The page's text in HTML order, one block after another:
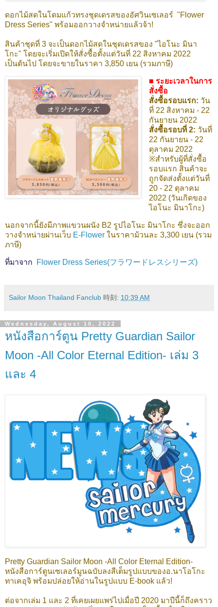
ดอกไม้สดในโดมแก้วทรงชุดเดรสของอัศวินเซเลอร์ "Flower
Dress Series" พร้อมออกวางจำหน่ายแล้วจ้า!
สินค้าชุดที่ 3 จะเป็นดอกไม้สดในชุดเดรสของ "ไอโนะ มินา
โกะ" โดยจะเริ่มเปิดให้สั่งซื้อตั้งแต่วันที่ 22 สิงหาคม 2022
เป็นต้นไป โดยจะขายในราคา 3,850 เยน (รวมภาษี)
■ ระยะเวลาในการ
สั่งซื้อ
สั่งซื้อรอบแรก: วัน
ที่ 22 สิงหาคม - 22
กันยายน 2022
สั่งซื้อรอบที่ 2: วันที่
22 กันยายน - 22
ตุลาคม 2022
※สำหรับผู้ที่สั่งซื้อ
รอบแรก สินค้าจะ
ถูกจัดส่งตั้งแต่วันที่
20 - 22 ตุลาคม
2022 (วันเกิดของ
ไอโนะ มินาโกะ)
นอกจากนี้ยังมีภาพแขวนผนัง B2 รูปไอโนะ มินาโกะ ซึ่งจะออก
วางจำหน่ายผ่านเว็บ E-Flower ในราคาม้วนละ 3,300 เยน (รวม
ภาษี)
ที่มาจาก Flower Dress Series(フラワードレスシリーズ)
Sailor Moon Thailand Fanclub 時刻: 10:39 AM
Wednesday, August 10, 2022
หนังสือการ์ตูน Pretty Guardian Sailor
Moon -All Color Eternal Edition- เล่ม 3
และ 4
Pretty Guardian Sailor Moon -All Color Eternal Edition-
หนังสือการ์ตูนเซเลอร์มูนฉบับลงสีเต็มรูปแบบของอ.นาโอโกะ
ทาเคอุจิ พร้อมปล่อยให้อ่านในรูปแบบ E-book แล้ว!
ต่อจากเล่ม 1 และ 2 ที่เคยเผยแพร่ไปเมื่อปี 2020 มาปีนี้ก็ถึงคราว